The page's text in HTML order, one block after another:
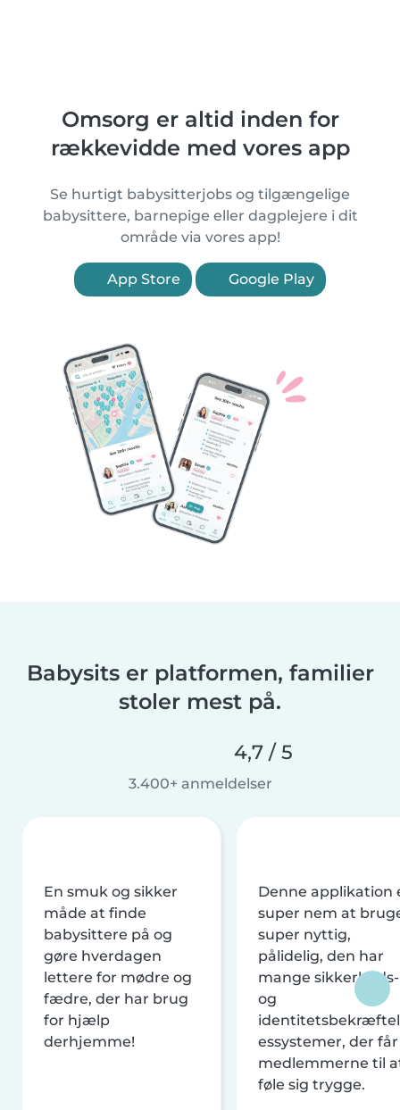
Omsorg er altid inden for
rækkevidde med vores app
Se hurtigt babysitterjobs og tilgængelige
babysittere, barnepige eller dagplejere i dit
område via vores app!
App Store Google Play
Babysits er platformen, familier
stoler mest på.
4,7 / 5
3.400+ anmeldelser
En smuk og sikker
måde at finde
babysittere på og
gøre hverdagen
lettere for mødre og
fædre, der har brug
for hjælp
derhjemme!
Denne applikation
super nem at
super nyttig,
pålidelig, den har
mange sikkerheds-
og
essystemer, der får
medlemmerne til
føle sig trygge.